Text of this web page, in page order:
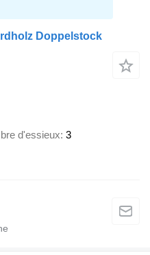
Doppelstock
d'essieux 3